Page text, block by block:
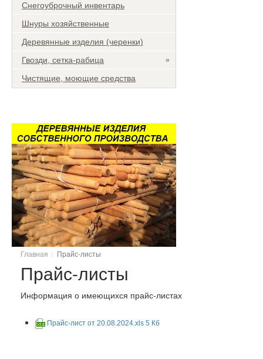
Снегоуброчный инвентарь
Шнуры хозяйственные
Деревянные изделия (черенки)
Гвозди, сетка-рабица
»
Чистящие, моющие средства
Главная Прайс-листы
Прайс-листы
Информация о имеющихся прайс-листах
Прайс-лист от 20.08.2024.xls 5 Кб